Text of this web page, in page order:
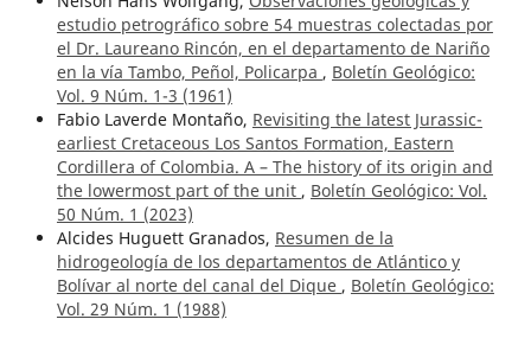
estudio petrográfico sobre 54 muestras colectadas por
el Dr. Laureano Rincón, en el departamento de Nariño
en la vía Tambo, Peñol, Policarpa , Boletín Geológico:
Vol. 9 Núm. 1-3 (1961)
Fabio Laverde Montaño, Revisiting the latest Jurassic-
earliest Cretaceous Los Santos Formation, Eastern
Cordillera of Colombia. A – The history of its origin and
the lowermost part of the unit , Boletín Geológico: Vol.
50 Núm. 1 (2023)
Alcides Huguett Granados, Resumen de la
hidrogeología de los departamentos de Atlántico y
Bolívar al norte del canal del Dique , Boletín Geológico:
Vol. 29 Núm. 1 (1988)